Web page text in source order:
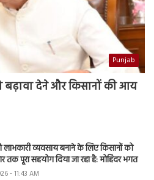
Punjab
बढ़ावा देने और किसानों की आय
लाभकारी व्यवसाय बनाने के लिए किसानों को
तक पूरा सहयोग दिया जा रहा है: मोहिंदर भगत
- 11:43 AM